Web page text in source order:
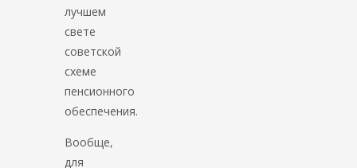
лучшем
свете
советской
схеме
пенсионного
обеспечения.
Вообще,
для